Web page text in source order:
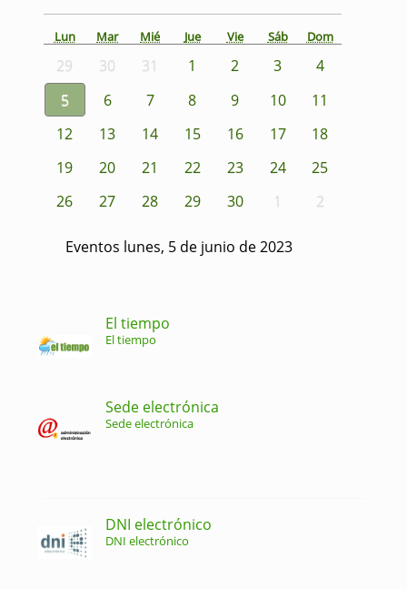
Lun Mar Mié Jue Vie Sáb Dom
29 30 31 1 2 3
4
5
6 7 8 9 10
11
12
13 14 15 16 17
18
19
20 21 22 23 24
25
26
27 28 29 30 1 2
Eventos lunes, 5 de junio de 2023
El tiempo
El tiempo
Sede electrónica
Sede electrónica
DNI electrónico
DNI electrónico